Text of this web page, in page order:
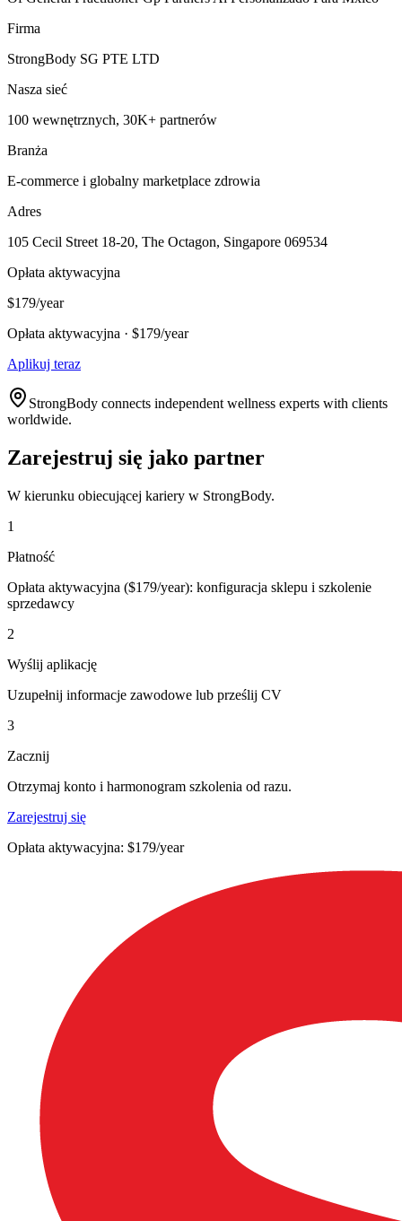
Firma
StrongBody SG PTE LTD
Nasza sieć
100 wewnętrznych, 30K+ partnerów
Branża
E-commerce i globalny marketplace zdrowia
Adres
105 Cecil Street 18-20, The Octagon, Singapore 069534
Opłata aktywacyjna
$179/year
Opłata aktywacyjna · $179/year
Aplikuj teraz
StrongBody connects independent wellness experts with clients
worldwide.
Zarejestruj się jako partner
W kierunku obiecującej kariery w StrongBody.
1
Płatność
Opłata aktywacyjna ($179/year): konfiguracja sklepu i szkolenie
sprzedawcy
2
Wyślij aplikację
Uzupełnij informacje zawodowe lub prześlij CV
3
Zacznij
Otrzymaj konto i harmonogram szkolenia od razu.
Zarejestruj się
Opłata aktywacyjna: $179/year